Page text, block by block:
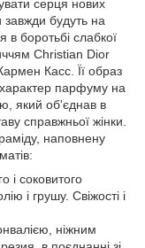
серця нових
завжди будуть на
боротьбі слабкої
Christian Dior
Касс. Її образ
парфуму на
який об'єднав в
справжньої жінки.
наповнену
і соковитого
і грушу. Свіжості і
ніжним